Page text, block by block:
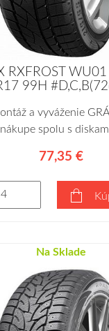
RXFROST
99H
a vyváženie
nákupe spolu s
77,35 €
Na Sklade